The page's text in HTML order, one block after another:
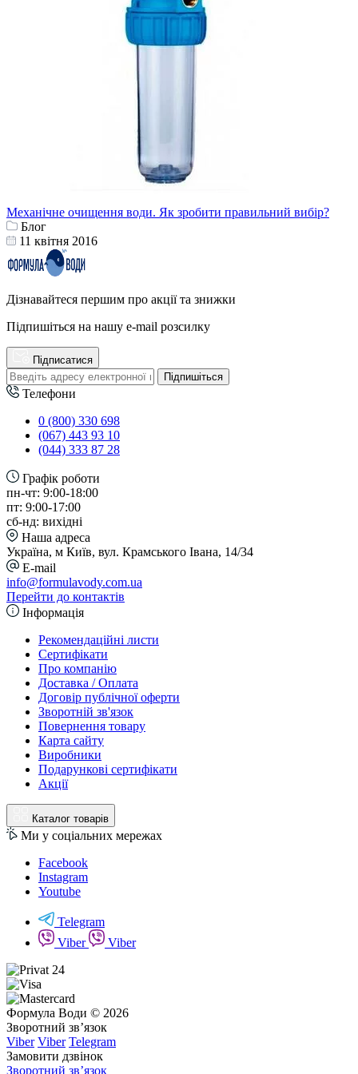
Механічне очищення води. Як зробити правильний вибір?
Блог
11 квітня 2016
Дізнавайтеся першим про акції та знижки
Підпишіться на нашу e-mail розсилку
Підписатися
Підпишіться
Телефони
0 (800) 330 698
(067) 443 93 10
(044) 333 87 28
Графік роботи
пн-чт: 9:00-18:00
пт: 9:00-17:00
сб-нд: вихідні
Наша адреса
Україна, м Київ, вул. Крамського Івана, 14/34
E-mail
info@formulavody.com.ua
Перейти до контактів
Інформація
Рекомендаційні листи
Сертифікати
Про компанію
Доставка / Оплата
Договір публічної оферти
Зворотній зв'язок
Повернення товару
Карта сайту
Виробники
Подарункові сертифікати
Акції
Каталог товарів
Ми у соціальних мережах
Facebook
Instagram
Youtube
Telegram
Viber
Viber
Формула Води © 2026
Зворотний зв’язок
Viber Viber Telegram
Замовити дзвінок
Зворотний зв’язок